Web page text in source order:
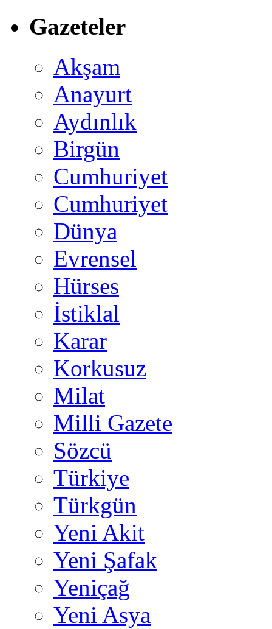
Gazeteler
Akşam
Anayurt
Aydınlık
Birgün
Cumhuriyet
Cumhuriyet
Dünya
Evrensel
Hürses
İstiklal
Karar
Korkusuz
Milat
Milli Gazete
Sözcü
Türkiye
Türkgün
Yeni Akit
Yeni Şafak
Yeniçağ
Yeni Asya